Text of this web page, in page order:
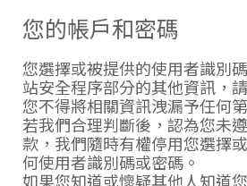
您的帳戶和密碼
您選擇或被提供的使用者識別
站安全程序部分的其他資訊，
您不得將相關資訊洩漏予任何
若我們合理判斷後，認為您未
款，我們隨時有權停用您選擇
何使用者識別碼或密碼。
如果您知道或懷疑其他人知道